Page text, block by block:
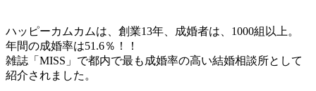
ハッピーカムカムは、創業13年、成婚者は、1000組以上。
年間の成婚率は51.6％！！
雑誌「MISS」で都内で最も成婚率の高い結婚相談所として
紹介されました。